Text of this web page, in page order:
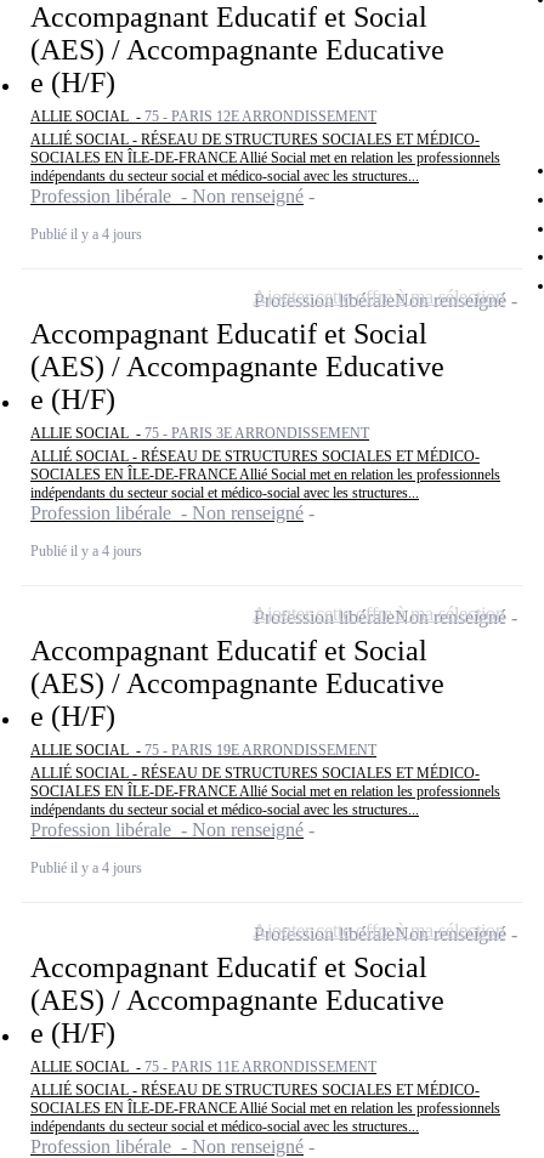
Accompagnant Educatif et Social
(AES) / Accompagnante Educative
e (H/F)
ALLIE SOCIAL - 75 - PARIS 12E ARRONDISSEMENT
ALLIÉ SOCIAL - RÉSEAU DE STRUCTURES SOCIALES ET MÉDICO-
SOCIALES EN ÎLE-DE-FRANCE Allié Social met en relation les professionnels
indépendants du secteur social et médico-social avec les structures...
Profession libérale - Non renseigné
Publié il y a 4 jours
Accompagnant Educatif et Social
(AES) / Accompagnante Educative
e (H/F)
ALLIE SOCIAL - 75 - PARIS 3E ARRONDISSEMENT
ALLIÉ SOCIAL - RÉSEAU DE STRUCTURES SOCIALES ET MÉDICO-
SOCIALES EN ÎLE-DE-FRANCE Allié Social met en relation les professionnels
indépendants du secteur social et médico-social avec les structures...
Profession libérale - Non renseigné
Publié il y a 4 jours
Profession libéraleNon renseigné
Ajouter cette offre à ma sélection
Accompagnant Educatif et Social
(AES) / Accompagnante Educative
e (H/F)
ALLIE SOCIAL - 75 - PARIS 19E ARRONDISSEMENT
ALLIÉ SOCIAL - RÉSEAU DE STRUCTURES SOCIALES ET MÉDICO-
SOCIALES EN ÎLE-DE-FRANCE Allié Social met en relation les professionnels
indépendants du secteur social et médico-social avec les structures...
Profession libérale - Non renseigné
Publié il y a 4 jours
Profession libéraleNon renseigné
Ajouter cette offre à ma sélection
Accompagnant Educatif et Social
(AES) / Accompagnante Educative
e (H/F)
ALLIE SOCIAL - 75 - PARIS 11E ARRONDISSEMENT
ALLIÉ SOCIAL - RÉSEAU DE STRUCTURES SOCIALES ET MÉDICO-
SOCIALES EN ÎLE-DE-FRANCE Allié Social met en relation les professionnels
indépendants du secteur social et médico-social avec les structures...
Profession libérale - Non renseigné
Profession libéraleNon renseigné
Ajouter cette offre à ma sélection